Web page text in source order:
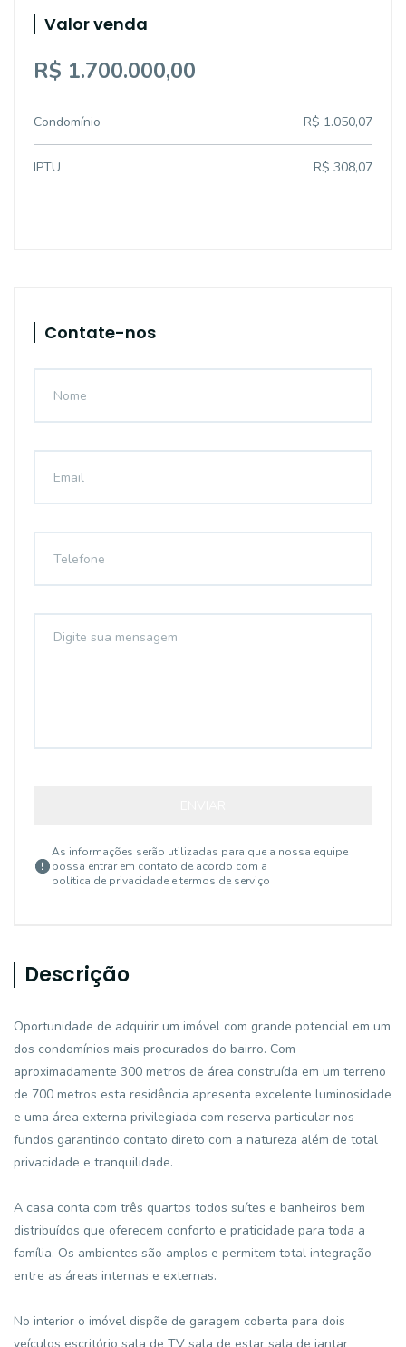
Valor venda
R$ 1.700.000,00
Condomínio R$ 1.050,07
IPTU R$ 308,07
Contate-nos
As informações serão utilizadas para que a nossa equipe
possa entrar em contato de acordo com a
política de privacidade e termos de serviço
Descrição
Oportunidade de adquirir um imóvel com grande potencial em um
dos condomínios mais procurados do bairro. Com
aproximadamente 300 metros de área construída em um terreno
de 700 metros esta residência apresenta excelente luminosidade
e uma área externa privilegiada com reserva particular nos
fundos garantindo contato direto com a natureza além de total
privacidade e tranquilidade.
A casa conta com três quartos todos suítes e banheiros bem
distribuídos que oferecem conforto e praticidade para toda a
família. Os ambientes são amplos e permitem total integração
entre as áreas internas e externas.
No interior o imóvel dispõe de garagem coberta para dois